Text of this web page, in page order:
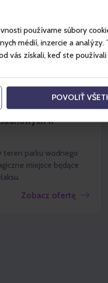
používame súbory
médií, inzercie a
vás získali, keď ste používali
POVOLIŤ
w
teren parku wodnego
miejsce będące
Zobacz ofertę